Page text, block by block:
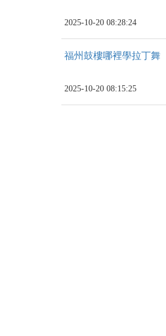
2025-10-20 08:28:24
福州鼓樓哪裡學拉丁舞
2025-10-20 08:15:25